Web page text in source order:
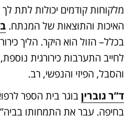
מלקוחות קודמים יכולות לתת
האיכות והתוצאות של המנתח.
בכלל– הזול הוא היקר. הליך
לחייב התערבות כירורגית
והסבל, הפיזי והנפשי, רב.
ד”ר גובריןבוגר בית הספר
בחיפה. עבר את התמחותו